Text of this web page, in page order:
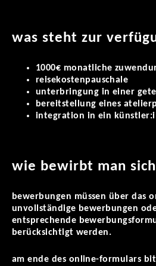
was steht zur
1000€ monatliche
reisekostenpauschale
unterbringung in einer
bereitstellung eines
integration in ein
wie bewirbt man
bewerbungen müssen über das
unvollständige bewerbungen
entsprechende
berücksichtigt werden.
am ende des online-formulars